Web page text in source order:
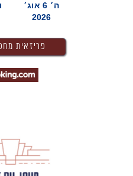
ה׳ 6 אוג׳
2026